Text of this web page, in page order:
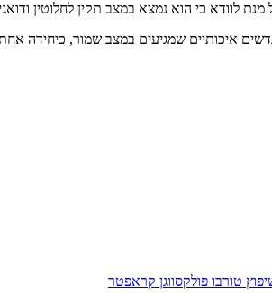
לוודא כי הוא נמצא במצב תקין לחלוטין
איכותיים שמגיעים במצב שמור, כיחידה
טורבו פולקסווגן קראפטר